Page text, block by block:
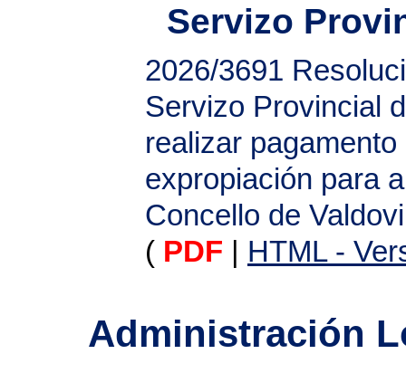
Servizo
2026/3691
Servizo Provincial
realizar
expropiación para
Concello de
( PDF HTML -
Administración